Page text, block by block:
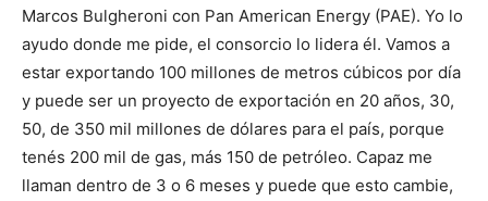
Marcos Bulgheroni con Pan American Energy (PAE). Yo lo
ayudo donde me pide, el consorcio lo lidera él. Vamos a
estar exportando 100 millones de metros cúbicos por día
y puede ser un proyecto de exportación en 20 años, 30,
50, de 350 mil millones de dólares para el país, porque
tenés 200 mil de gas, más 150 de petróleo. Capaz me
llaman dentro de 3 o 6 meses y puede que esto cambie,